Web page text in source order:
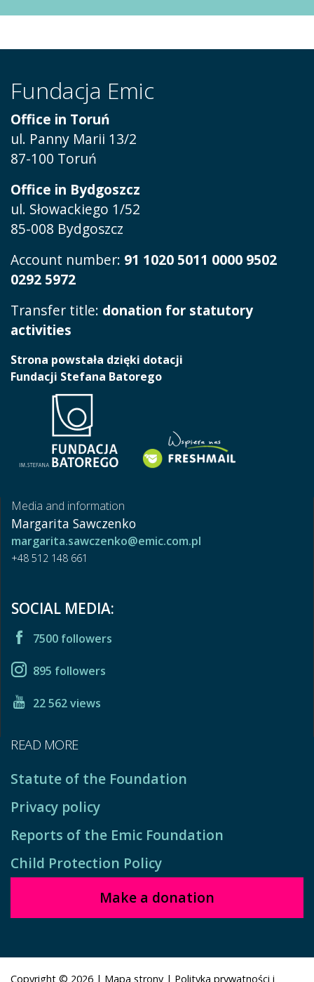
Fundacja Emic
Office in Toruń
ul. Panny Marii 13/2
87-100 Toruń
Office in Bydgoszcz
ul. Słowackiego 1/52
85-008 Bydgoszcz
Account number: 91 1020 5011 0000 9502
0292 5972
Transfer title: donation for statutory
activities
Strona powstała dzięki dotacji
Fundacji Stefana Batorego
Media and information
Margarita Sawczenko
margarita.sawczenko@emic.com.pl
+48 512 148 661
SOCIAL MEDIA:
7500 followers
895 followers
22 562 views
READ MORE
Statute of the Foundation
Privacy policy
Reports of the Emic Foundation
Child Protection Policy
Make a donation
Copyright © 2026 | Mapa strony | Polityka prywatności i